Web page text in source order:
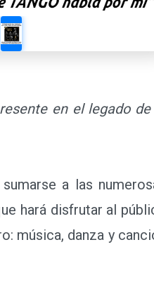
en el legado
a las
hará disfrutar al
música, danza y